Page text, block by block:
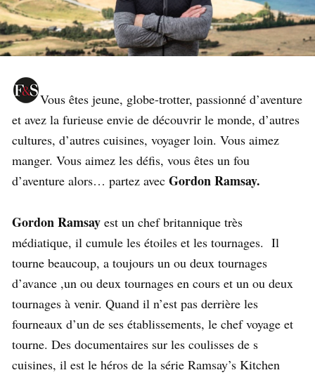
Vous êtes jeune, globe-trotter, passionné d’aventure
et avez la furieuse envie de découvrir le monde, d’autres
cultures, d’autres cuisines, voyager loin. Vous aimez
manger. Vous aimez les défis, vous êtes un fou
d’aventure alors… partez avec Gordon Ramsay.
Gordon Ramsay est un chef britannique très
médiatique, il cumule les étoiles et les tournages. Il
tourne beaucoup, a toujours un ou deux tournages
d’avance ,un ou deux tournages en cours et un ou deux
tournages à venir. Quand il n’est pas derrière les
fourneaux d’un de ses établissements, le chef voyage et
tourne. Des documentaires sur les coulisses de s
cuisines, il est le héros de la série Ramsay’s Kitchen